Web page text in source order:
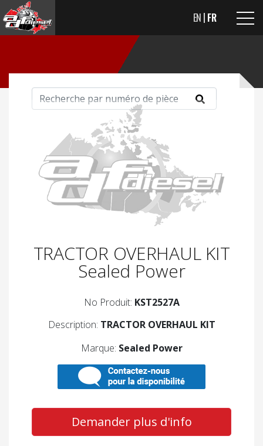
EN FR
TRACTOR OVERHAUL KIT
Sealed Power
No Produit: KST2527A
Description: TRACTOR OVERHAUL KIT
Marque: Sealed Power
Demander plus d'info